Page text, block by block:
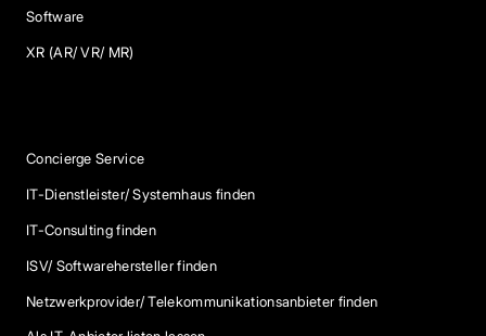
Software
XR (AR/ VR/ MR)
Concierge Service
IT-Dienstleister/ Systemhaus finden
IT-Consulting finden
ISV/ Softwarehersteller finden
Netzwerkprovider/ Telekommunikationsanbieter finden